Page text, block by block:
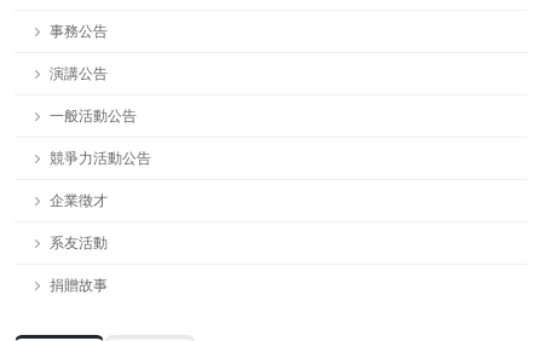
事務公告
演講公告
一般活動公告
競爭力活動公告
企業徵才
系友活動
捐贈故事